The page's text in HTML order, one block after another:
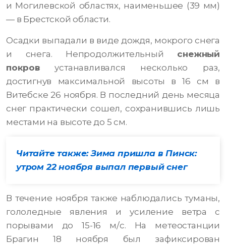
и Могилевской областях, наименьшее (39 мм)
— в Брестской области.
Осадки выпадали в виде дождя, мокрого снега
и снега. Непродолжительный снежный
покровустанавливался несколько раз,
достигнув максимальной высоты в 16 см в
Витебске 26 ноября. В последний день месяца
снег практически сошел, сохранившись лишь
местами на высоте до 5 см.
Читайте также: Зима пришла в Пинск:
утром 22 ноября выпал первый снег
В течение ноября также наблюдались туманы,
гололедные явления и усиление ветра с
порывами до 15-16 м/с. На метеостанции
Брагин 18 ноября был зафиксирован